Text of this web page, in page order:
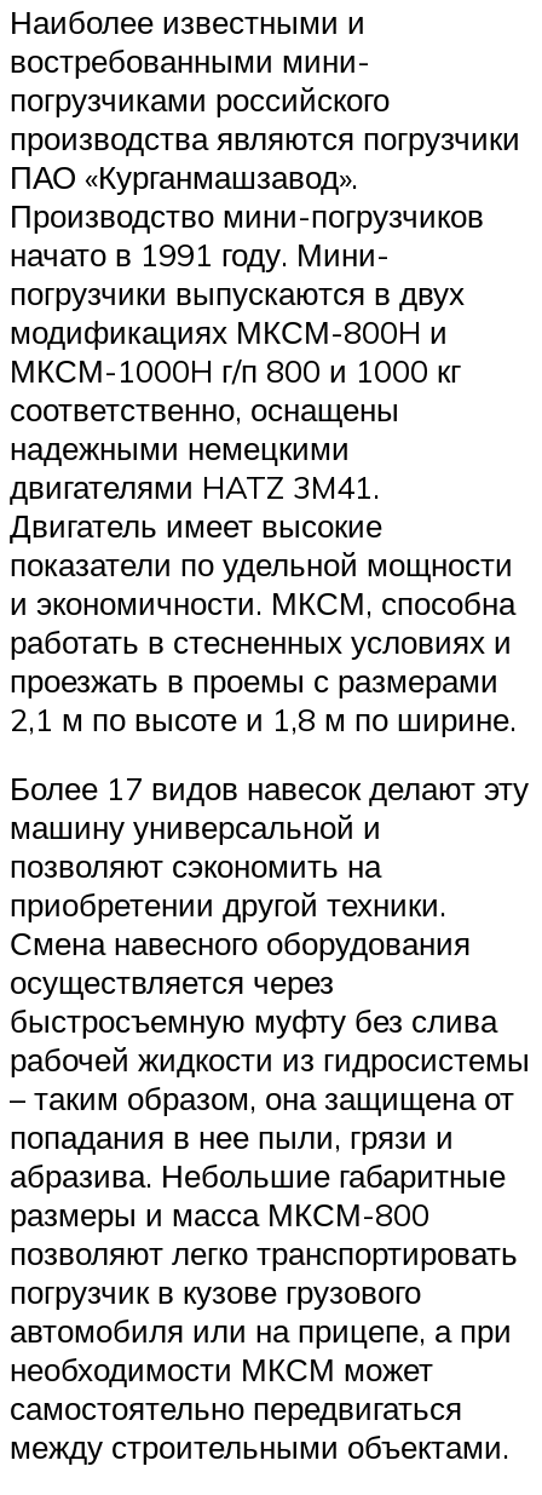
Наиболее известными и
востребованными мини-
погрузчиками российского
производства являются погрузчики
ПАО «Курганмашзавод».
Производство мини-погрузчиков
начато в 1991 году. Мини-
погрузчики выпускаются в двух
модификациях МКСМ-800H и
МКСМ-1000H г/п 800 и 1000 кг
соответственно, оснащены
надежными немецкими
двигателями HATZ 3M41.
Двигатель имеет высокие
показатели по удельной мощности
и экономичности. МКСМ, способна
работать в стесненных условиях и
проезжать в проемы с размерами
2,1 м по высоте и 1,8 м по ширине.
Более 17 видов навесок делают эту
машину универсальной и
позволяют сэкономить на
приобретении другой техники.
Смена навесного оборудования
осуществляется через
быстросъемную муфту без слива
рабочей жидкости из гидросистемы
– таким образом, она защищена от
попадания в нее пыли, грязи и
абразива. Небольшие габаритные
размеры и масса МКСМ-800
позволяют легко транспортировать
погрузчик в кузове грузового
автомобиля или на прицепе, а при
необходимости МКСМ может
самостоятельно передвигаться
между строительными объектами.